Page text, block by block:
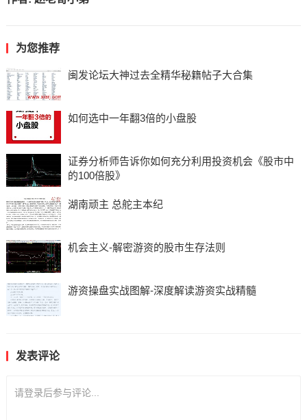
为您推荐
闽发论坛大神过去全精华秘籍帖子大合集
如何选中一年翻3倍的小盘股
证券分析师告诉你如何充分利用投资机会《股市中
的100倍股》
湖南顽主 总舵主本纪
机会主义-解密游资的股市生存法则
游资操盘实战图解-深度解读游资实战精髓
发表评论
请登录后参与评论...